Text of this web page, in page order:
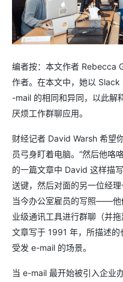
编者按：本文作者 Rebecca
作者。在本文中，她以
-mail 的相同和异同，以此解
厌烦工作群聊应用。
财经记者 David Warsh 希望
员弓身盯着电脑。“然后他咯
的一篇文章中 David 这样描
送键，然后对面的另一位经
当今办公室雇员的写照——
业级通讯工具进行群聊（并
文章写于 1991 年，所描述
受发 e-mail 的场景。
当 e-mail 最开始被引入企